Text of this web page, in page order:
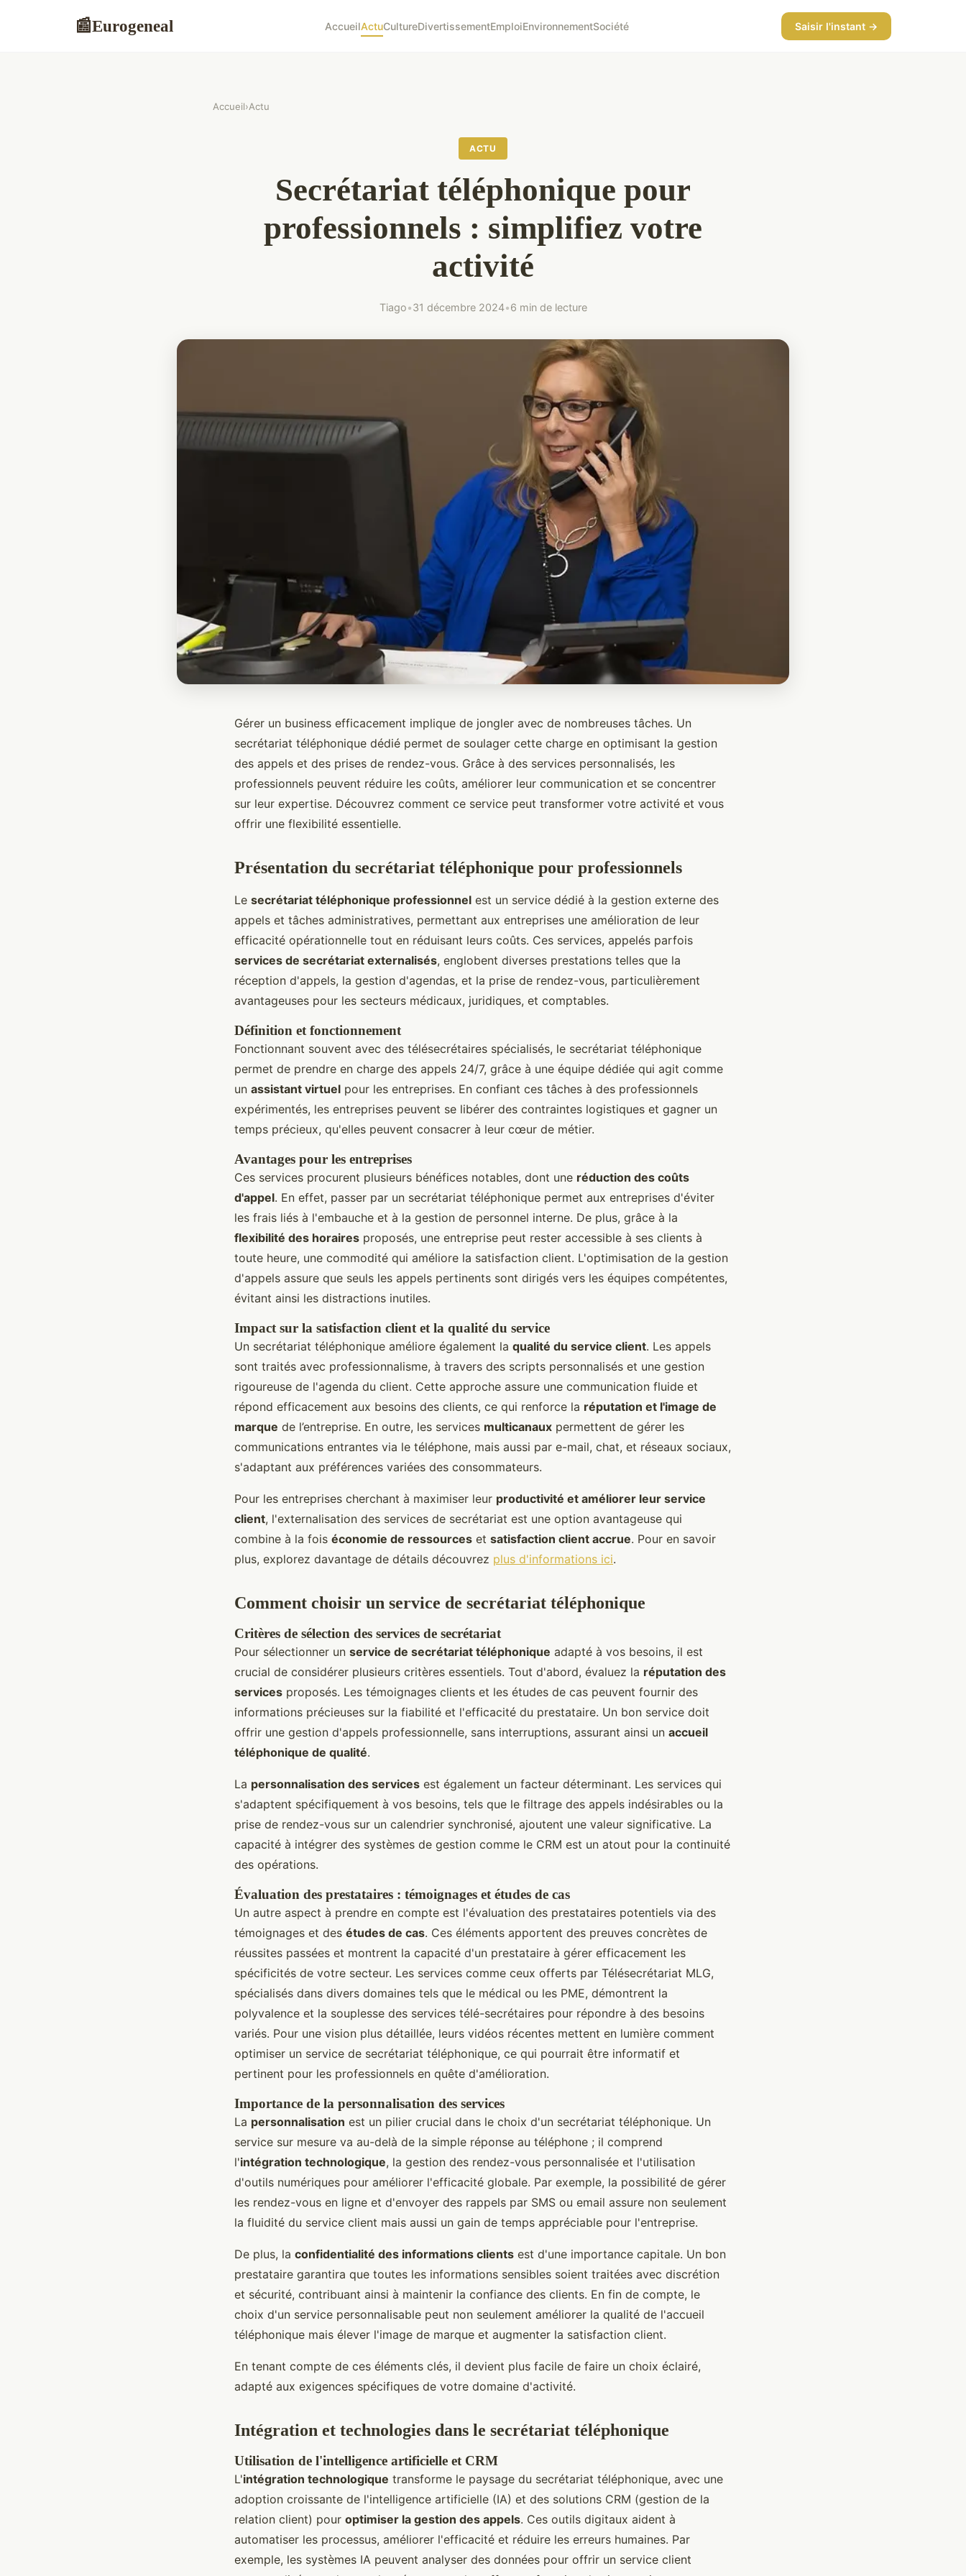
📰Eurogeneal AccueilActuCultureDivertissementEmploiEnvironnementSociété Saisir l'instant →
Accueil›Actu
ACTU
Secrétariat téléphonique pour
professionnels : simplifiez votre
activité
Tiago•31 décembre 2024•6 min de lecture
Gérer un business efficacement implique de jongler avec de nombreuses tâches. Un
secrétariat téléphonique dédié permet de soulager cette charge en optimisant la gestion
des appels et des prises de rendez-vous. Grâce à des services personnalisés, les
professionnels peuvent réduire les coûts, améliorer leur communication et se concentrer
sur leur expertise. Découvrez comment ce service peut transformer votre activité et vous
offrir une flexibilité essentielle.
Présentation du secrétariat téléphonique pour professionnels
Le secrétariat téléphonique professionnel est un service dédié à la gestion externe des
appels et tâches administratives, permettant aux entreprises une amélioration de leur
efficacité opérationnelle tout en réduisant leurs coûts. Ces services, appelés parfois
services de secrétariat externalisés, englobent diverses prestations telles que la
réception d'appels, la gestion d'agendas, et la prise de rendez-vous, particulièrement
avantageuses pour les secteurs médicaux, juridiques, et comptables.
Définition et fonctionnement
Fonctionnant souvent avec des télésecrétaires spécialisés, le secrétariat téléphonique
permet de prendre en charge des appels 24/7, grâce à une équipe dédiée qui agit comme
un assistant virtuel pour les entreprises. En confiant ces tâches à des professionnels
expérimentés, les entreprises peuvent se libérer des contraintes logistiques et gagner un
temps précieux, qu'elles peuvent consacrer à leur cœur de métier.
Avantages pour les entreprises
Ces services procurent plusieurs bénéfices notables, dont une réduction des coûts
d'appel. En effet, passer par un secrétariat téléphonique permet aux entreprises d'éviter
les frais liés à l'embauche et à la gestion de personnel interne. De plus, grâce à la
flexibilité des horaires proposés, une entreprise peut rester accessible à ses clients à
toute heure, une commodité qui améliore la satisfaction client. L'optimisation de la gestion
d'appels assure que seuls les appels pertinents sont dirigés vers les équipes compétentes,
évitant ainsi les distractions inutiles.
Impact sur la satisfaction client et la qualité du service
Un secrétariat téléphonique améliore également la qualité du service client. Les appels
sont traités avec professionnalisme, à travers des scripts personnalisés et une gestion
rigoureuse de l'agenda du client. Cette approche assure une communication fluide et
répond efficacement aux besoins des clients, ce qui renforce la réputation et l'image de
marque de l’entreprise. En outre, les services multicanaux permettent de gérer les
communications entrantes via le téléphone, mais aussi par e-mail, chat, et réseaux sociaux,
s'adaptant aux préférences variées des consommateurs.
Pour les entreprises cherchant à maximiser leur productivité et améliorer leur service
client, l'externalisation des services de secrétariat est une option avantageuse qui
combine à la fois économie de ressources et satisfaction client accrue. Pour en savoir
plus, explorez davantage de détails découvrez plus d'informations ici.
Comment choisir un service de secrétariat téléphonique
Critères de sélection des services de secrétariat
Pour sélectionner un service de secrétariat téléphonique adapté à vos besoins, il est
crucial de considérer plusieurs critères essentiels. Tout d'abord, évaluez la réputation des
services proposés. Les témoignages clients et les études de cas peuvent fournir des
informations précieuses sur la fiabilité et l'efficacité du prestataire. Un bon service doit
offrir une gestion d'appels professionnelle, sans interruptions, assurant ainsi un accueil
téléphonique de qualité.
La personnalisation des services est également un facteur déterminant. Les services qui
s'adaptent spécifiquement à vos besoins, tels que le filtrage des appels indésirables ou la
prise de rendez-vous sur un calendrier synchronisé, ajoutent une valeur significative. La
capacité à intégrer des systèmes de gestion comme le CRM est un atout pour la continuité
des opérations.
Évaluation des prestataires : témoignages et études de cas
Un autre aspect à prendre en compte est l'évaluation des prestataires potentiels via des
témoignages et des études de cas. Ces éléments apportent des preuves concrètes de
réussites passées et montrent la capacité d'un prestataire à gérer efficacement les
spécificités de votre secteur. Les services comme ceux offerts par Télésecrétariat MLG,
spécialisés dans divers domaines tels que le médical ou les PME, démontrent la
polyvalence et la souplesse des services télé-secrétaires pour répondre à des besoins
variés. Pour une vision plus détaillée, leurs vidéos récentes mettent en lumière comment
optimiser un service de secrétariat téléphonique, ce qui pourrait être informatif et
pertinent pour les professionnels en quête d'amélioration.
Importance de la personnalisation des services
La personnalisation est un pilier crucial dans le choix d'un secrétariat téléphonique. Un
service sur mesure va au-delà de la simple réponse au téléphone ; il comprend
l'intégration technologique, la gestion des rendez-vous personnalisée et l'utilisation
d'outils numériques pour améliorer l'efficacité globale. Par exemple, la possibilité de gérer
les rendez-vous en ligne et d'envoyer des rappels par SMS ou email assure non seulement
la fluidité du service client mais aussi un gain de temps appréciable pour l'entreprise.
De plus, la confidentialité des informations clients est d'une importance capitale. Un bon
prestataire garantira que toutes les informations sensibles soient traitées avec discrétion
et sécurité, contribuant ainsi à maintenir la confiance des clients. En fin de compte, le
choix d'un service personnalisable peut non seulement améliorer la qualité de l'accueil
téléphonique mais élever l'image de marque et augmenter la satisfaction client.
En tenant compte de ces éléments clés, il devient plus facile de faire un choix éclairé,
adapté aux exigences spécifiques de votre domaine d'activité.
Intégration et technologies dans le secrétariat téléphonique
Utilisation de l'intelligence artificielle et CRM
L'intégration technologique transforme le paysage du secrétariat téléphonique, avec une
adoption croissante de l'intelligence artificielle (IA) et des solutions CRM (gestion de la
relation client) pour optimiser la gestion des appels. Ces outils digitaux aident à
automatiser les processus, améliorer l'efficacité et réduire les erreurs humaines. Par
exemple, les systèmes IA peuvent analyser des données pour offrir un service client